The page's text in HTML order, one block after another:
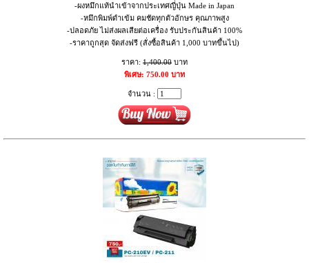
-ผงหมึกแท้นำเข้าจากประเทศญี่ปุ่น Made in Japan
-หมึกพิมพ์ดำเข้ม คมชัดทุกตัวอักษร คุณภาพสูง
-ปลอดภัย ไม่ส่งผลเสียต่อเครื่อง รับประกันสินค้า 100%
-ราคาถูกสุด จัดส่งฟรี (สั่งซื้อสินค้า 1,000 บาทขึ้นไป)
ราคา: 1,400.00 บาท
พิเศษ: 750.00 บาท
จำนวน :